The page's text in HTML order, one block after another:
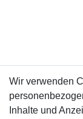
Wir verwenden
Inhalte und